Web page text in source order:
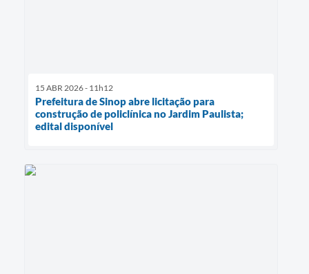
15 ABR 2026 - 11h12
Prefeitura de Sinop abre licitação para
construção de policlínica no Jardim Paulista;
edital disponível